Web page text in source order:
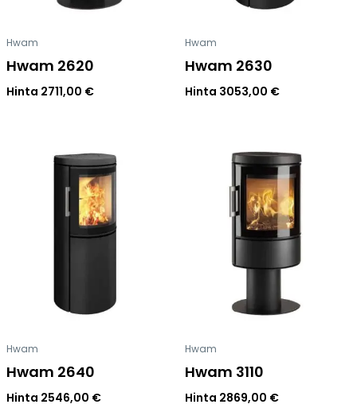
Hwam
Hwam 2620
Hinta 2711,00 €
Hwam
Hwam 2630
Hinta 3053,00 €
Hwam
Hwam 2640
Hinta 2546,00 €
Hwam
Hwam 3110
Hinta 2869,00 €